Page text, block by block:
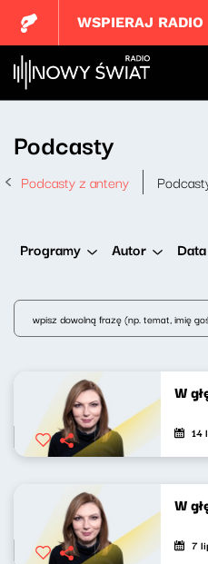
WSPIERAJ RADIO
Podcasty
Podcasty z anteny
Programy Autor Data
W
W